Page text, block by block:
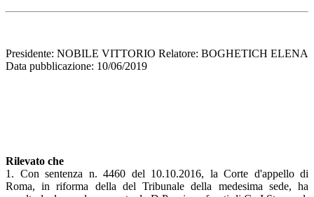
Presidente: NOBILE VITTORIO Relatore: BOGHETICH ELENA
Data pubblicazione: 10/06/2019
Rilevato che
1. Con sentenza n. 4460 del 10.10.2016, la Corte d'appello di
Roma, in riforma della del Tribunale della medesima sede, ha